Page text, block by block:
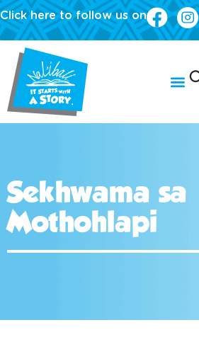
Click here to follow us on
Sekhwama sa
Mothohlapi